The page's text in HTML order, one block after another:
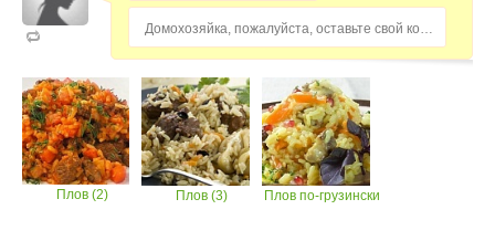
Домохозяйка, пожалуйста, оставьте свой комментарий...
Плов (2) Плов (3) Плов по-грузински